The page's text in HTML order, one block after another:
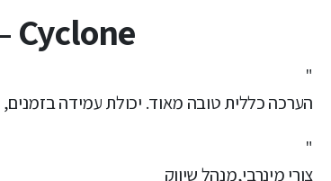
Cyclone
"
הערכה כללית טובה מאוד. יכולת עמידה
"
צורי מינרבי,מנהל שיווק